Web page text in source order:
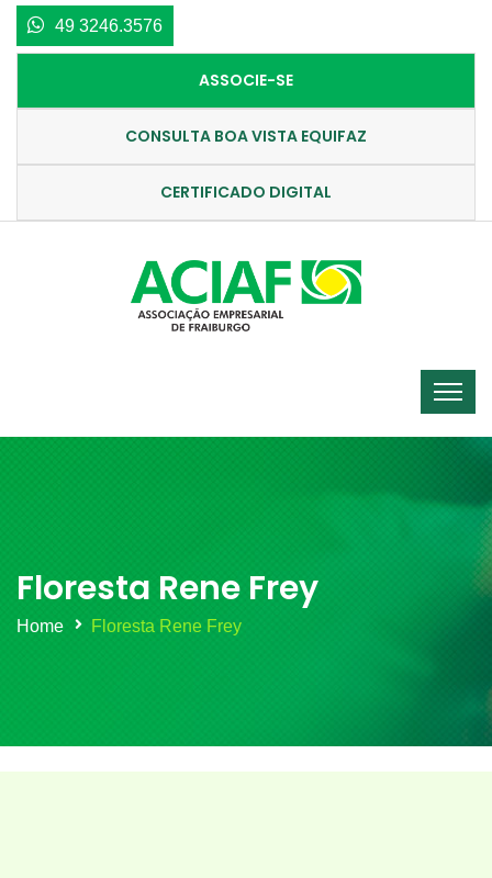
49 3246.3576
ASSOCIE-SE
CONSULTA BOA VISTA EQUIFAZ
CERTIFICADO DIGITAL
Floresta Rene Frey
Home Floresta Rene Frey